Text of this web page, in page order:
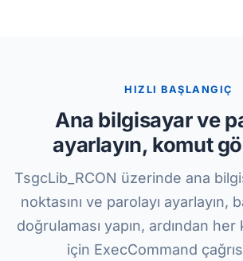
HIZLI BAŞLANGIÇ
Ana bilgisayar ve
ayarlayın, komut
TsgcLib_RCON üzerinde ana
noktasını ve parolayı ayarlayın,
doğrulaması yapın, ardından
için ExecCommand